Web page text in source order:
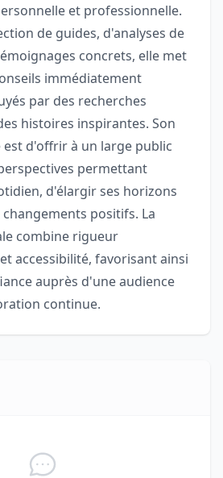
et professionnelle.
de guides, d'analyses de
concrets, elle met
immédiatement
par des recherches
histoires inspirantes. Son
d'offrir à un large public
permettant
d'élargir ses horizons
positifs. La
combine rigueur
accessibilité, favorisant ainsi
auprès d'une audience
continue.